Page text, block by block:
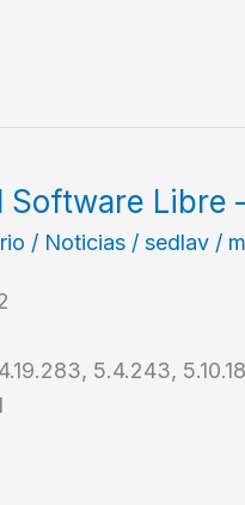
Software Libre
/ Noticias / sedlav /
5.4.243,